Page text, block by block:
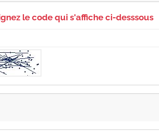
le code qui s'affiche ci-desssous